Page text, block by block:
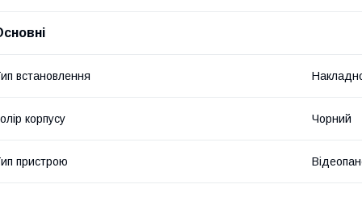
встановлення
корпусу Чорний
пристрою